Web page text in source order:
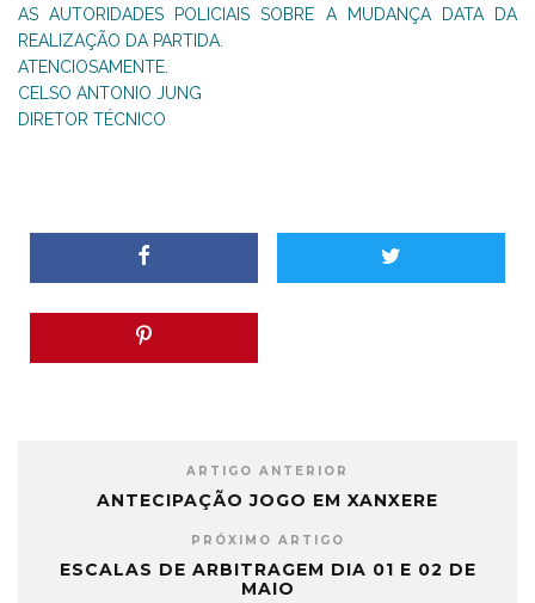
AS AUTORIDADES POLICIAIS SOBRE A MUDANÇA DATA DA
REALIZAÇÃO DA PARTIDA.
ATENCIOSAMENTE.
CELSO ANTONIO JUNG
DIRETOR TÉCNICO
ARTIGO ANTERIOR
ANTECIPAÇÃO JOGO EM XANXERE
PRÓXIMO ARTIGO
ESCALAS DE ARBITRAGEM DIA 01 E 02 DE
MAIO